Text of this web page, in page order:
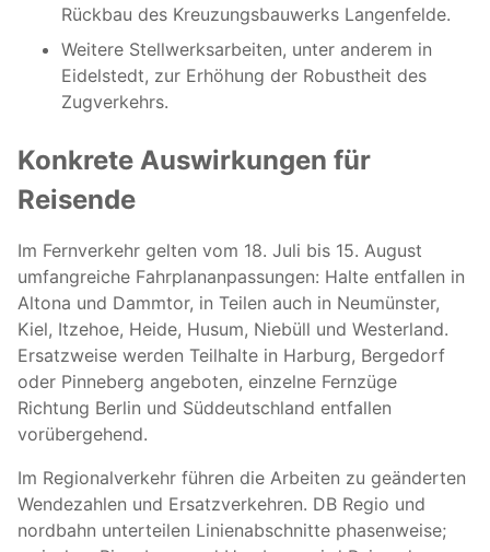
Rückbau des Kreuzungsbauwerks Langenfelde.
Weitere Stellwerksarbeiten, unter anderem in
Eidelstedt, zur Erhöhung der Robustheit des
Zugverkehrs.
Konkrete Auswirkungen für
Reisende
Im Fernverkehr gelten vom 18. Juli bis 15. August
umfangreiche Fahrplananpassungen: Halte entfallen in
Altona und Dammtor, in Teilen auch in Neumünster,
Kiel, Itzehoe, Heide, Husum, Niebüll und Westerland.
Ersatzweise werden Teilhalte in Harburg, Bergedorf
oder Pinneberg angeboten, einzelne Fernzüge
Richtung Berlin und Süddeutschland entfallen
vorübergehend.
Im Regionalverkehr führen die Arbeiten zu geänderten
Wendezahlen und Ersatzverkehren. DB Regio und
nordbahn unterteilen Linienabschnitte phasenweise;